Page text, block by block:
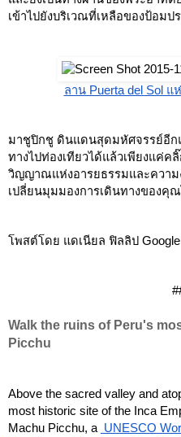
เข้าไปยังบริเวณที่เหลือของป้อมป
ลาน Puerta del Sol แ
มาชูปิกชู ดินแดนสุดมหัศจรรย์อี
ทางไปท่องเทียวได้แล้วเพียงแค่
วิญญาณแห่งอารยธรรมและความ
เปลี่ยนมุมมองการเดินทางของคุ
โพสต์โดย แดเนียล ฟิลลิป Google
Walk the ruins of Peru's
Picchu
Above the sacred valley and
most historic site of the Inca
Machu Picchu, a UNESCO